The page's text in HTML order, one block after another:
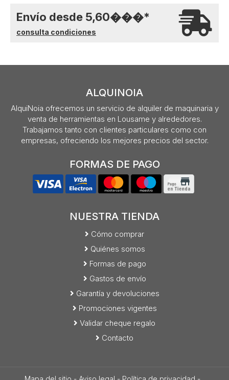
Envío desde 5,60���*
consulta condiciones
ALQUINOIA
AlquiNoia ofrecemos un servicio de alquiler de maquinaria y
venta de herramientas en Lousame y alrededores.
Trabajamos tanto con clientes particulares como con
empresas, ofreciendo los mejores precios del sector.
FORMAS DE PAGO
NUESTRA TIENDA
Cómo comprar
Quiénes somos
Formas de pago
Gastos de envío
Garantía y devoluciones
Promociones vigentes
Validar cheque regalo
Contacto